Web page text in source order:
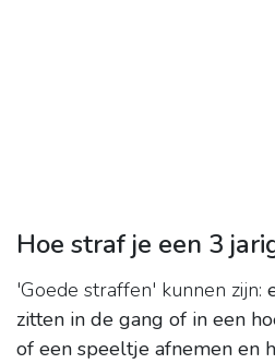
Hoe straf je een 3
'Goede straffen' kunnen zijn:
zitten in de gang of in een
of een speeltje afnemen en